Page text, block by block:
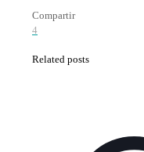
Compartir
4
Related posts